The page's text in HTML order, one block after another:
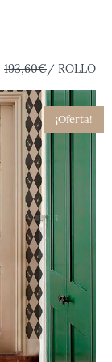
193,60€/ ROLLO
¡Oferta!